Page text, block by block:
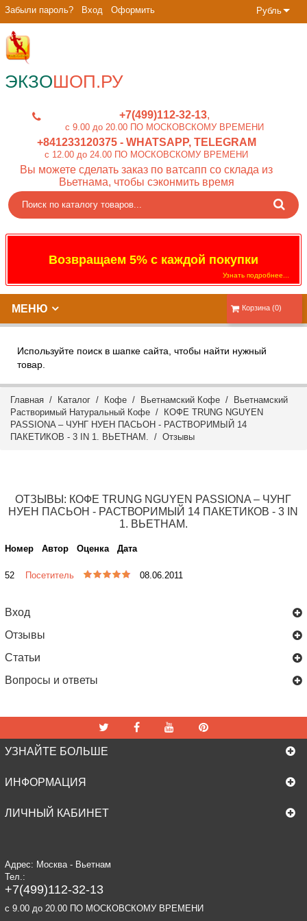
Рубль
Забыли пароль? Вход Оформить
ЭКЗОШОП.РУ
+7(499)112-32-13
c 9.00 до 20.00 ПО МОСКОВСКОМУ ВРЕМЕНИ
+841233120375- WHATSAPP, TELEGRAM
c 12.00 до 24.00 ПО МОСКОВСКОМУ ВРЕМЕНИ
Вы можете сделать заказ по ватсапп со склада из
Вьетнама, чтобы сэконмить время
Возвращаем 5% с каждой покупки
Узнать подробнее...
Корзина (0)
МЕНЮ
Используйте поиск в шапке сайта, чтобы найти нужный
товар.
Главная / Каталог / Кофе / Вьетнамский Кофе /
Вьетнамский
Растворимый Натуральный Кофе / КОФЕ TRUNG NGUYEN
PASSIONA – ЧУНГ НУЕН ПАСЬОН - РАСТВОРИМЫЙ 14
ПАКЕТИКОВ - 3 IN 1. ВЬЕТНАМ. / Отзывы
ОТЗЫВЫ: КОФЕ TRUNG NGUYEN PASSIONA – ЧУНГ
НУЕН ПАСЬОН - РАСТВОРИМЫЙ 14 ПАКЕТИКОВ - 3 IN
1. ВЬЕТНАМ.
Номер Автор Оценка Дата
52 Посетитель 08.06.2011
Вход
Отзывы
Статьи
Вопросы и ответы
УЗНАЙТЕ БОЛЬШЕ
ИНФОРМАЦИЯ
ЛИЧНЫЙ КАБИНЕТ
Адрес: Москва - Вьетнам
Тел.:
+7(499)112-32-13
c 9.00 до 20.00 ПО МОСКОВСКОМУ ВРЕМЕНИ